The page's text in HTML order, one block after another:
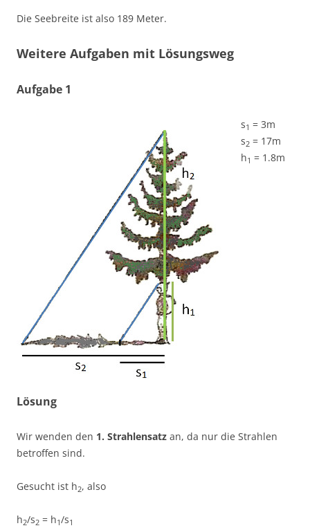
Die Seebreite ist also 189 Meter.
Weitere Aufgaben mit Lösungsweg
Aufgabe 1
s1 = 3m
s2 = 17m
h1 = 1.8m
Lösung
Wir wenden den 1. Strahlensatz an, da nur die Strahlen
betroffen sind.
Gesucht ist h2, also
h2/s2 = h1/s1